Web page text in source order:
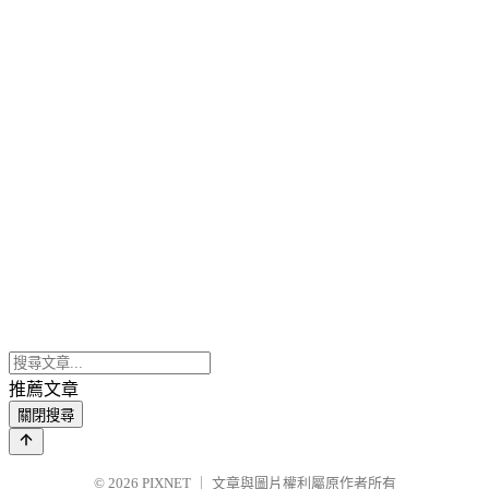
推薦文章
關閉搜尋
© 2026 PIXNET 文章與圖片權利屬原作者所有